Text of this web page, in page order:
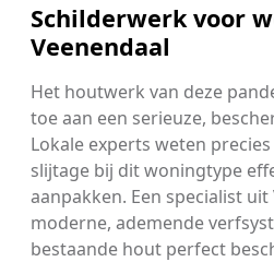
Schilderwerk voor
Veenendaal
Het houtwerk van deze
toe aan een serieuze,
Lokale experts weten
slijtage bij dit woningtype
aanpakken. Een specialist
moderne, ademende
bestaande hout perfect